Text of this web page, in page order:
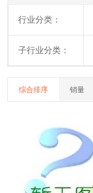
行业分类：
子行业分类：
综合排序 销量